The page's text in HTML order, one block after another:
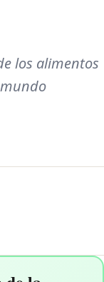
los alimentos